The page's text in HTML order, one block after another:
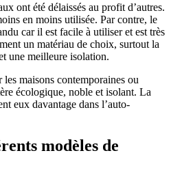
ont été délaissés au profit d’autres.
en moins utilisée. Par contre, le
car il est facile à utiliser et est très
un matériau de choix, surtout la
une meilleure isolation.
maisons contemporaines ou
écologique, noble et isolant. La
eux davantage dans l’auto-
modèles de